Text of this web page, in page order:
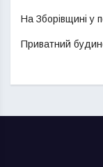
На Зборівщині у
Приватний